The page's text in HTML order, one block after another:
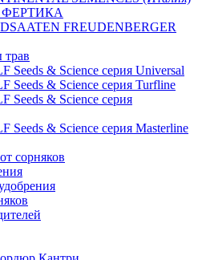
ФЕРТИКА
FREUDENBERGER
Seeds & Sciеnce серия Universal
Seeds & Sciеnce серия Turfline
Seeds & Sciеnce серия
Seeds & Sciеnce серия Masterline
сорняков